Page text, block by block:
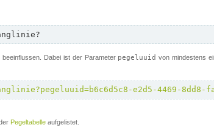
Dabei ist der Parameter pegeluuid von mindestens
e2d5-4469-8dd8-
Pegeltabelle aufgelistet.